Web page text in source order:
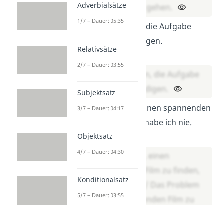
einkaufen zu gehen.
Es wäre schön
die Aufgabe
heute zu erledigen.
Lösung:
Es wäre schön, die Aufgabe
heute zu erledigen.
Das Problem einen spannenden
Film zu finden habe ich nie.
Lösung:
Das Problem, einen
spannenden Film zu finden,
habe ich nie. / Das Problem
einen spannenden Film zu
Adverbialsätze
1/7 – Dauer: 05:35
Relativsätze
2/7 – Dauer: 03:55
Subjektsatz
3/7 – Dauer: 04:17
Objektsatz
4/7 – Dauer: 04:30
Konditionalsatz
5/7 – Dauer: 03:55